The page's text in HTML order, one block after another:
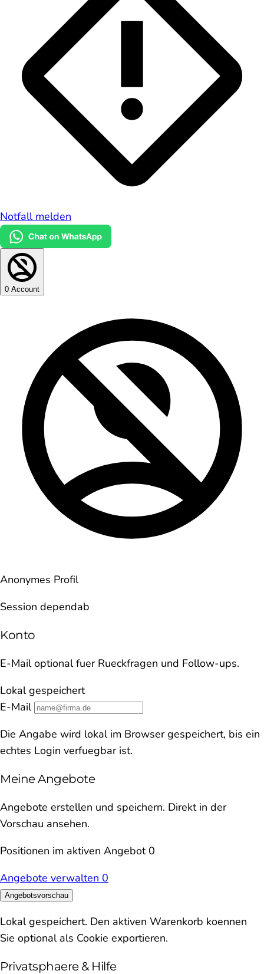
Notfall melden
0 Account
Anonymes Profil
Session dependab
Konto
E-Mail optional fuer Rueckfragen und Follow-ups.
Lokal gespeichert
E-Mail
Die Angabe wird lokal im Browser gespeichert, bis ein
echtes Login verfuegbar ist.
Meine Angebote
Angebote erstellen und speichern. Direkt in der
Vorschau ansehen.
Positionen im aktiven Angebot 0
Angebote verwalten 0
Angebotsvorschau
Lokal gespeichert. Den aktiven Warenkorb koennen
Sie optional als Cookie exportieren.
Privatsphaere & Hilfe